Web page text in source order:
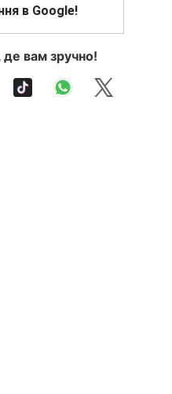
в Google!
вам зручно!